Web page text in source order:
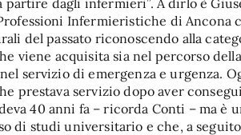
dagli infermieri”. A dirlo è
Infermieristiche di Ancona
del passato riconoscendo alla
viene acquisita sia nel percorso
servizio di emergenza e urgenza.
prestava servizio dopo aver
40 anni fa – ricorda Conti – ma è
di studi universitario e che, a